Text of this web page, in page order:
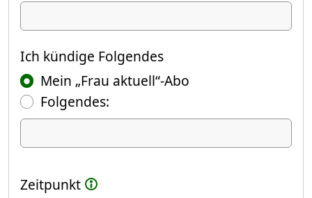
Ich kündige
Ich kündige Folgendes
Mein „Frau aktuell“-Abo
Folgendes:
Ich kündige Folgendes
Zeitpunkt